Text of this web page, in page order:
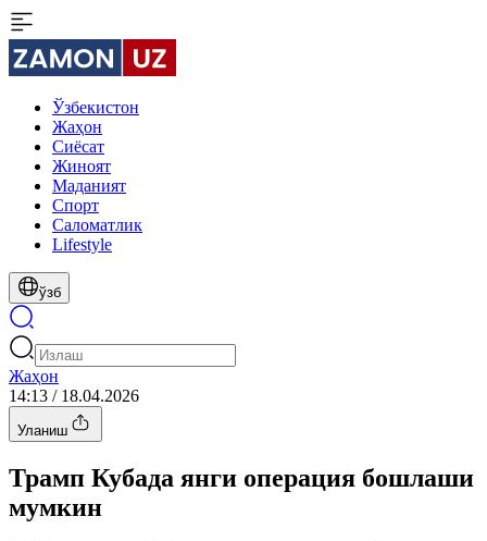
Ўзбекистон
Жаҳон
Сиёсат
Жиноят
Маданият
Спорт
Cаломатлик
Lifestyle
ўзб
Жаҳон
14:13 / 18.04.2026
Уланиш
Трамп Кубада янги операция бошлаши
мумкин